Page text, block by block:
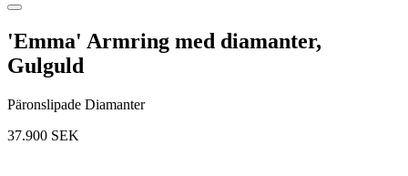
'Emma' Armring med diamanter,
Gulguld
Päronslipade Diamanter
37.900 SEK